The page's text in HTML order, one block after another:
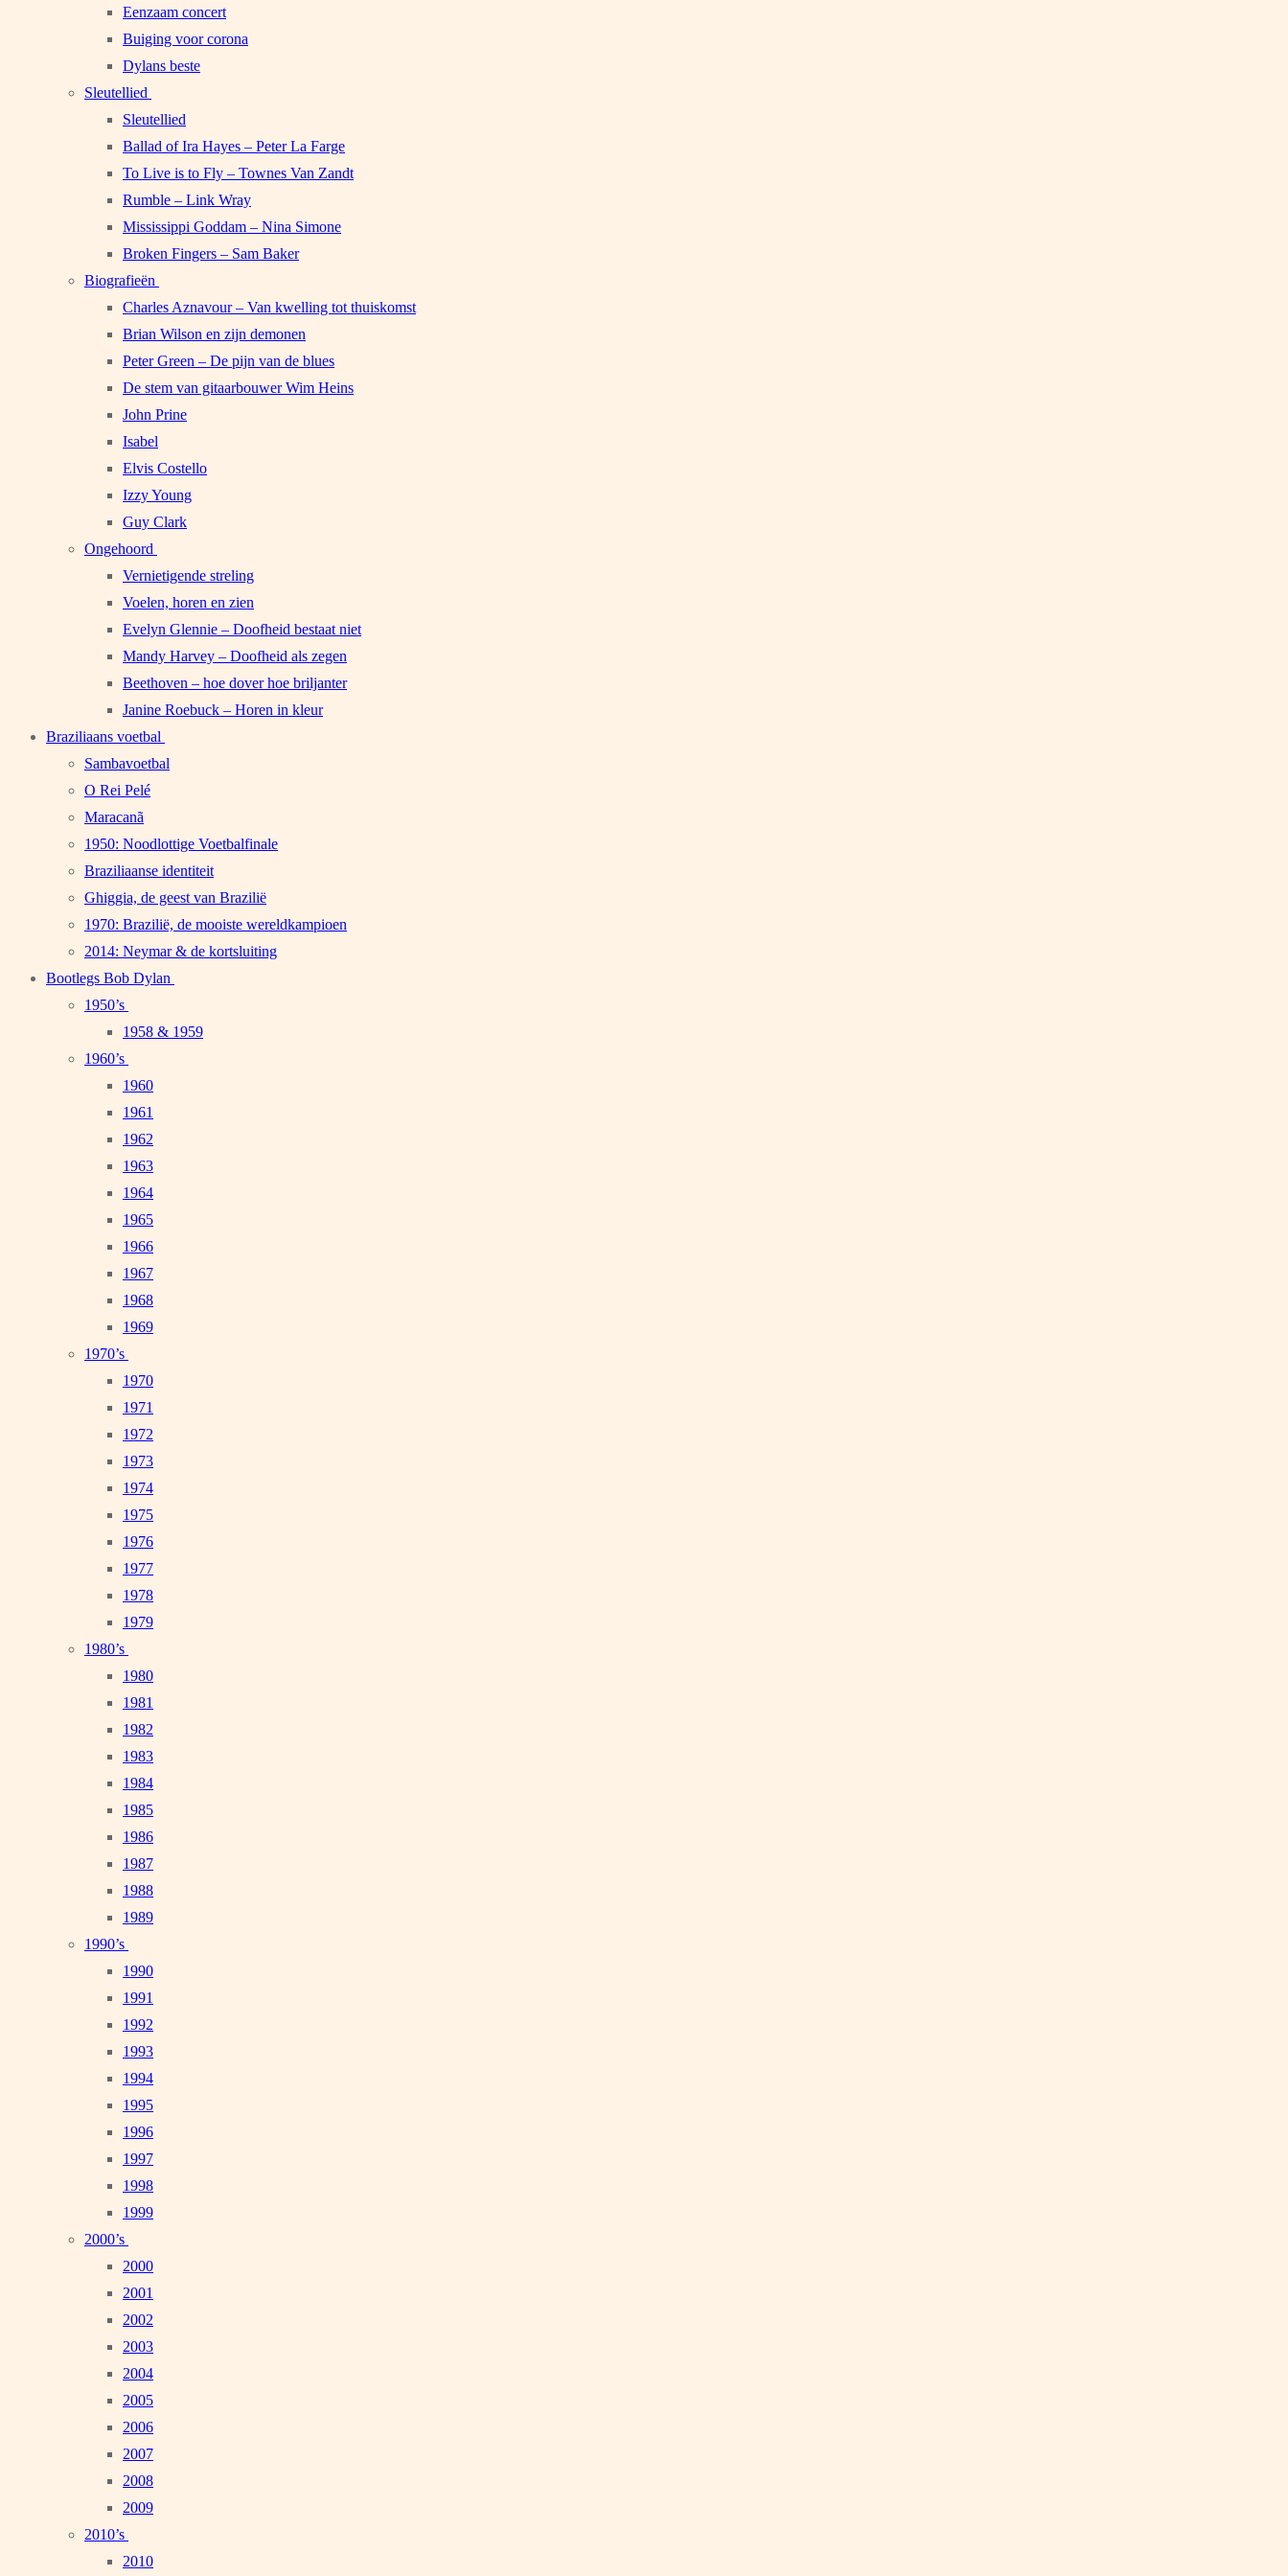
Eenzaam concert
Buiging voor corona
Dylans beste
Sleutellied
Sleutellied
Ballad of Ira Hayes – Peter La Farge
To Live is to Fly – Townes Van Zandt
Rumble – Link Wray
Mississippi Goddam – Nina Simone
Broken Fingers – Sam Baker
Biografieën
Charles Aznavour – Van kwelling tot thuiskomst
Brian Wilson en zijn demonen
Peter Green – De pijn van de blues
De stem van gitaarbouwer Wim Heins
John Prine
Isabel
Elvis Costello
Izzy Young
Guy Clark
Ongehoord
Vernietigende streling
Voelen, horen en zien
Evelyn Glennie – Doofheid bestaat niet
Mandy Harvey – Doofheid als zegen
Beethoven – hoe dover hoe briljanter
Janine Roebuck – Horen in kleur
Braziliaans voetbal
Sambavoetbal
O Rei Pelé
Maracanã
1950: Noodlottige Voetbalfinale
Braziliaanse identiteit
Ghiggia, de geest van Brazilië
1970: Brazilië, de mooiste wereldkampioen
2014: Neymar & de kortsluiting
Bootlegs Bob Dylan
1950’s
1958 & 1959
1960’s
1960
1961
1962
1963
1964
1965
1966
1967
1968
1969
1970’s
1970
1971
1972
1973
1974
1975
1976
1977
1978
1979
1980’s
1980
1981
1982
1983
1984
1985
1986
1987
1988
1989
1990’s
1990
1991
1992
1993
1994
1995
1996
1997
1998
1999
2000’s
2000
2001
2002
2003
2004
2005
2006
2007
2008
2009
2010’s
2010